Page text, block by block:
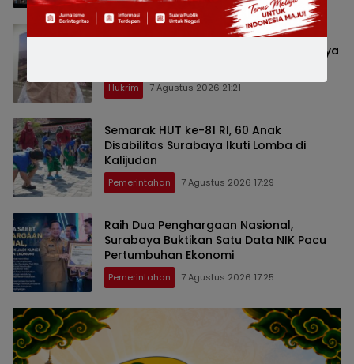
Satpol PP Ungkap Dugaan Modus
Pencurian Kursi Fasum Pemkot Surabaya
Hukrim 7 Agustus 2026 21:21
Semarak HUT ke-81 RI, 60 Anak
Disabilitas Surabaya Ikuti Lomba di
Kalijudan
Pemerintahan 7 Agustus 2026 17:29
Raih Dua Penghargaan Nasional,
Surabaya Buktikan Satu Data NIK Pacu
Pertumbuhan Ekonomi
Pemerintahan 7 Agustus 2026 17:25